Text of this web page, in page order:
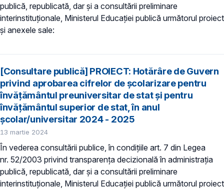
publică, republicată, dar și a consultării preliminare
interinstituționale, Ministerul Educaţiei publică următorul proiect
și anexele sale:
[Consultare publică] PROIECT: Hotărâre de Guvern
privind aprobarea cifrelor de școlarizare pentru
învățământul preuniversitar de stat și pentru
învățământul superior de stat, în anul
școlar/universitar 2024 - 2025
13 martie 2024
În vederea consultării publice, în condiţiile art. 7 din Legea
nr. 52/2003 privind transparenţa decizională în administraţia
publică, republicată, dar și a consultării preliminare
interinstituționale, Ministerul Educaţiei publică următorul proiect